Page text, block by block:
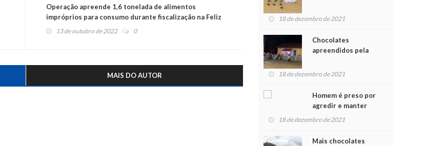
Operação apreende 1,6 tonelada de alimentos
impróprios para consumo durante fiscalização na Feliz
13 de outubro de 2022 0
MAIS DO AUTOR
18 de dezembro de 2021
Chocolates
apreendidos pela
para crianças na
18 de dezembro de 2021
Homem é preso por
agredir e manter
mulher em cárcere
18 de dezembro de 2021
Mais chocolates